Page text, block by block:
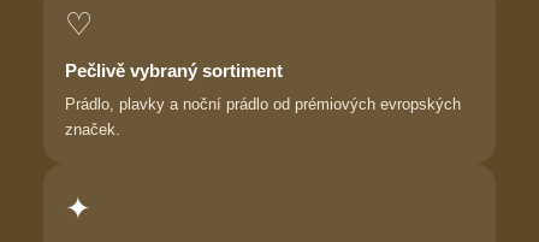
♡
Pečlivě vybraný sortiment
Prádlo, plavky a noční prádlo od prémiových evropských
značek.
✦